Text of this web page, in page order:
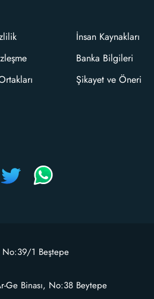
İnsan Kaynakları
Banka Bilgileri
Şikayet ve Öneri
No:39/1 Beştepe
Ge Binası, No:38 Beytepe